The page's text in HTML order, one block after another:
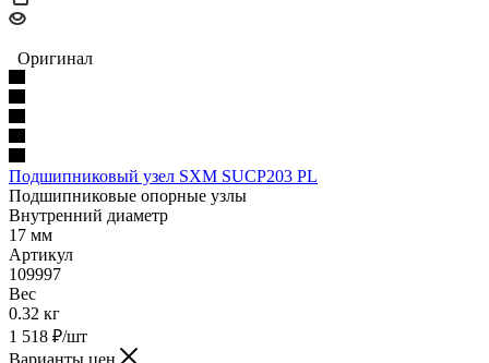
Оригинал
Подшипниковый узел SXM SUCP203 PL
Подшипниковые опорные узлы
Внутренний диаметр
17 мм
Артикул
109997
Вес
0.32 кг
1 518 ₽/шт
Варианты цен